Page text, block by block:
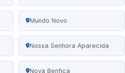
Mundo Novo
Nossa Senhora Aparecida
Nova Benfica